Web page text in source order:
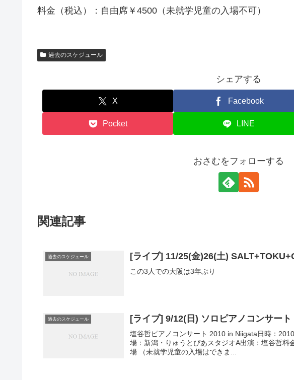
料金（税込）：自由席￥4500（未就学児童の入場不可）
過去のスケジュール
シェアする
X Facebook
Pocket LINE
おさむをフォローする
関連記事
過去のスケジュール [ライブ] 11/25(金)26(土)
この3人での大阪は3年ぶり
過去のスケジュール [ライブ] 9/12(日) ソロピアノコンサート
塩谷哲ピアノコンサート 2010 in Niigata日時：
場：新潟・りゅうとぴあスタジオA出演：塩谷哲料
場 （未就学児童の入場はできま...